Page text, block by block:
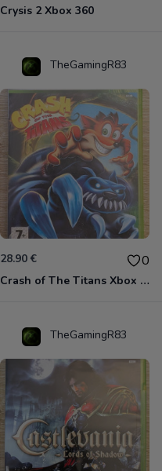
Crysis 2 Xbox 360
TheGamingR83
28.90 € 0
Crash of The Titans Xbox 360
TheGamingR83